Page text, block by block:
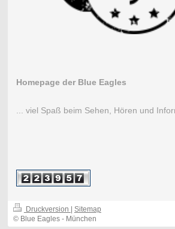
Homepage der Blue Eagles
... viel Spaß beim Sehen, Hören und
Druckversion
Sitemap
© Blue Eagles - München